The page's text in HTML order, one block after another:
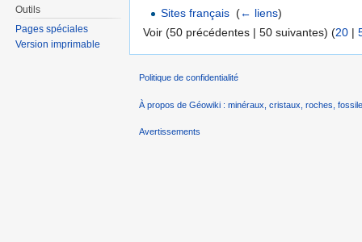
Sites français ‎(← liens)
Voir (50 précédentes | 50 suivantes) (20 |
Outils
Pages spéciales
Version imprimable
Politique de confidentialité
À propos de Géowiki : minéraux, cristaux, roches,
Avertissements